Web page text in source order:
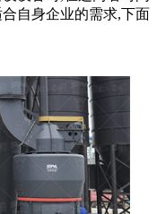
自身企业的需求,下面